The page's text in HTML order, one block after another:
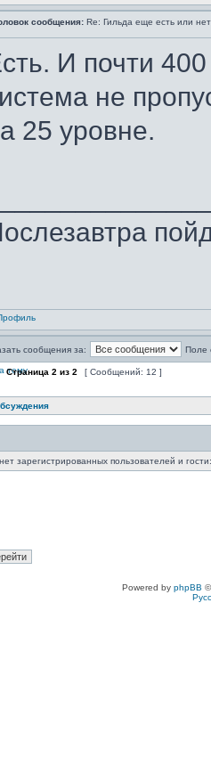
сообщения: Re: Гильда еще есть или
И почти
не
25 уровне.
сообщения за: Поле
Страница 2 из 2 [ Сообщений: 12 ]
зарегистрированных пользователей и
Powered by phpBB